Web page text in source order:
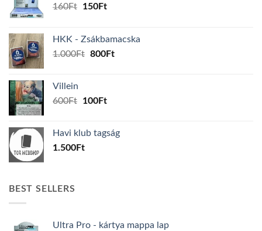
160Ft
Original
160Ft.
150FtCurrent
150Ft.
HKK - Zsákbamacska
1.000Ft Original
800FtCurrent
Villein
600Ft
Original
600Ft.
100FtCurrent
100Ft.
Havi klub tagság
1.500Ft
BEST SELLERS
Ultra Pro - kártya mappa lap